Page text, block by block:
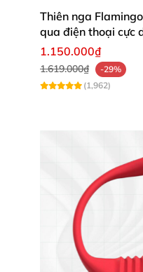
Thông Số
Thiên nga
qua điện thoại cực
1.150.000₫
1.619.000₫
-29%
(1,962)